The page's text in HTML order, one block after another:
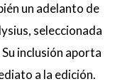
un adelanto de
seleccionada
inclusión aporta
a la edición.